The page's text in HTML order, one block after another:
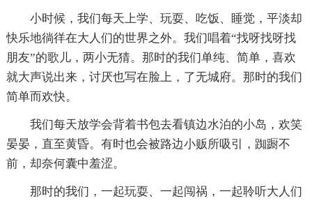
小时候，我们每天上学、玩耍、吃饭、睡觉，平淡却
快乐地徜徉在大人们的世界之外。我们唱着“找呀找呀找
朋友”的歌儿，两小无猜。那时的我们单纯、简单，喜欢
就大声说出来，讨厌也写在脸上，了无城府。那时的我们
简单而欢快。
我们每天放学会背着书包去看镇边水泊的小岛，欢笑
晏晏，直至黄昏。有时也会被路边小贩所吸引，踟蹰不
前，却奈何囊中羞涩。
那时的我们，一起玩耍、一起闯祸，一起聆听大人们